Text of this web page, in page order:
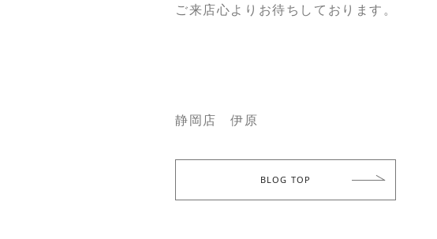
ご来店心よりお待ちしております。
静岡店 伊原
BLOG TOP